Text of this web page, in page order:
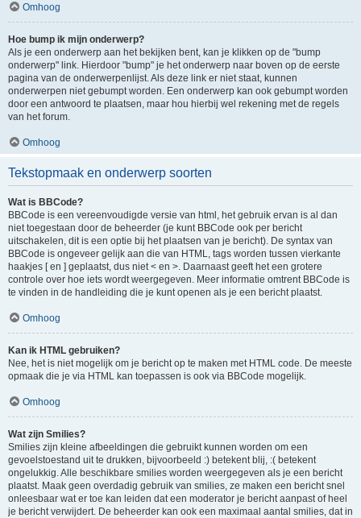
Omhoog
Hoe bump ik mijn onderwerp?
Als je een onderwerp aan het bekijken bent, kan je klikken op de "bump
onderwerp" link. Hierdoor "bump" je het onderwerp naar boven op de eerste
pagina van de onderwerpenlijst. Als deze link er niet staat, kunnen
onderwerpen niet gebumpt worden. Een onderwerp kan ook gebumpt worden
door een antwoord te plaatsen, maar hou hierbij wel rekening met de regels
van het forum.
Omhoog
Tekstopmaak en onderwerp soorten
Wat is BBCode?
BBCode is een vereenvoudigde versie van html, het gebruik ervan is al dan
niet toegestaan door de beheerder (je kunt BBCode ook per bericht
uitschakelen, dit is een optie bij het plaatsen van je bericht). De syntax van
BBCode is ongeveer gelijk aan die van HTML, tags worden tussen vierkante
haakjes [ en ] geplaatst, dus niet < en >. Daarnaast geeft het een grotere
controle over hoe iets wordt weergegeven. Meer informatie omtrent BBCode is
te vinden in de handleiding die je kunt openen als je een bericht plaatst.
Omhoog
Kan ik HTML gebruiken?
Nee, het is niet mogelijk om je bericht op te maken met HTML code. De meeste
opmaak die je via HTML kan toepassen is ook via BBCode mogelijk.
Omhoog
Wat zijn Smilies?
Smilies zijn kleine afbeeldingen die gebruikt kunnen worden om een
gevoelstoestand uit te drukken, bijvoorbeeld :) betekent blij, :( betekent
ongelukkig. Alle beschikbare smilies worden weergegeven als je een bericht
plaatst. Maak geen overdadig gebruik van smilies, ze maken een bericht snel
onleesbaar wat er toe kan leiden dat een moderator je bericht aanpast of heel
je bericht verwijdert. De beheerder kan ook een maximaal aantal smilies, dat in